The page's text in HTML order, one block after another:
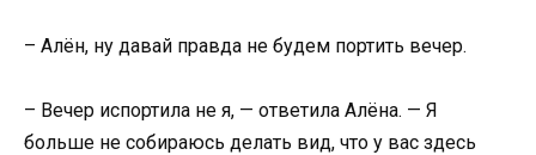
– Алён, ну давай правда не будем портить вечер.
– Вечер испортила не я, — ответила Алёна. — Я
больше не собираюсь делать вид, что у вас здесь